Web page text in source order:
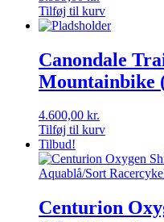
Tilføj til kurv
Canondale
Mountainbike
4.600,00 kr.
Tilføj til kurv
Tilbud!
Centurion